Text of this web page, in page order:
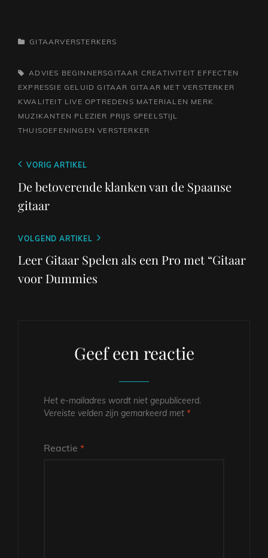
CATEGORIEËN
GITAARVERSTERKERS
TAGS,ADVIES BEGINNERSGITAAR CREATIVITEIT EFFECTEN
EXPRESSIE GELUID GITAAR GITAAR MET VERSTERKER
KWALITEIT LIVE OPTREDENS MATERIALEN MERK
MUZIKANTEN PLEZIER PRIJS SPEELSTIJL
THUISOEFENINGEN VERSTERKER
Berichtnavigatie
Vorig
bericht
VORIG ARTIKEL
De betoverende klanken van de Spaanse
gitaar
Volgend
bericht
VOLGEND ARTIKEL
Leer Gitaar Spelen als een Pro met “Gitaar
voor Dummies
Geef een reactie
Het e-mailadres wordt niet gepubliceerd.
Vereiste velden zijn gemarkeerd met *
Reactie *